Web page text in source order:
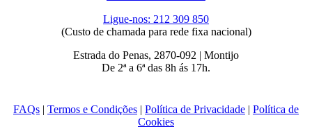
Ligue-nos: 212 309 850
(Custo de chamada para rede fixa nacional)
Estrada do Penas, 2870-092 | Montijo
De 2ª a 6ª das 8h ás 17h.
FAQs | Termos e Condições | Política de Privacidade | Política de
Cookies